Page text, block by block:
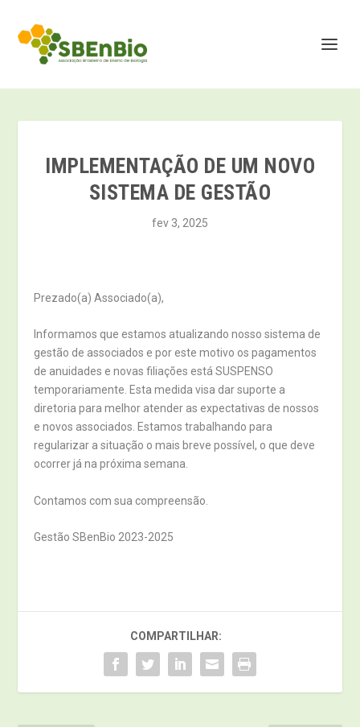
IMPLEMENTAÇÃO DE UM NOVO
SISTEMA DE GESTÃO
fev 3, 2025
Prezado(a) Associado(a),
Informamos que estamos atualizando nosso sistema de
gestão de associados e por este motivo os pagamentos
de anuidades e novas filiações está SUSPENSO
temporariamente. Esta medida visa dar suporte a
diretoria para melhor atender as expectativas de nossos
e novos associados. Estamos trabalhando para
regularizar a situação o mais breve possível, o que deve
ocorrer já na próxima semana.
Contamos com sua compreensão.
Gestão SBenBio 2023-2025
COMPARTILHAR: